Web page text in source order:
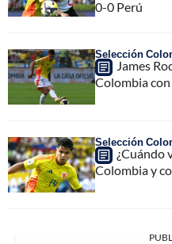
0-0 Perú
Selección
James
Colombia
Selección
¿Cuándo
Colombia y